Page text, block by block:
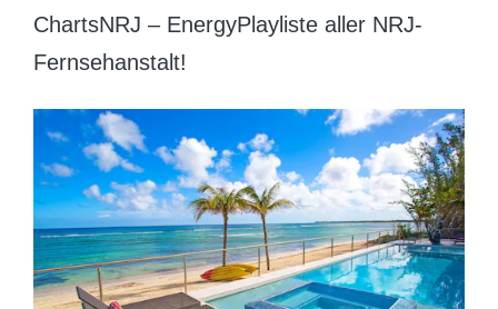
ChartsNRJ – EnergyPlayliste aller NRJ-
Fernsehanstalt!